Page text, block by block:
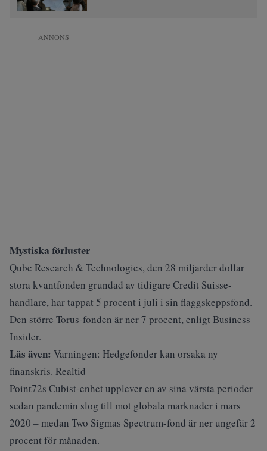
ANNONS
Mystiska förluster
Qube Research & Technologies, den 28 miljarder dollar
stora kvantfonden grundad av tidigare Credit Suisse-
handlare, har tappat 5 procent i juli i sin flaggskeppsfond.
Den större Torus-fonden är ner 7 procent, enligt Business
Insider.
Läs även: Varningen: Hedgefonder kan orsaka ny
finanskris. Realtid
Point72s Cubist-enhet upplever en av sina värsta perioder
sedan pandemin slog till mot globala marknader i mars
2020 – medan Two Sigmas Spectrum-fond är ner ungefär 2
procent för månaden.